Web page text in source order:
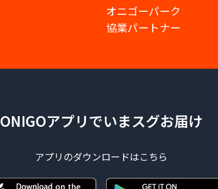
オニゴーパーク
協業パートナー
ONIGOアプリでいまスグお届け
アプリのダウンロードはこちら